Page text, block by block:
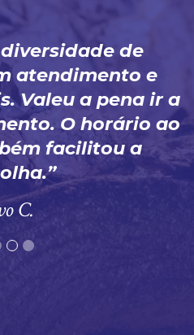
de
atendimento e
Valeu a pena ir a
O horário ao
facilitou a
C.